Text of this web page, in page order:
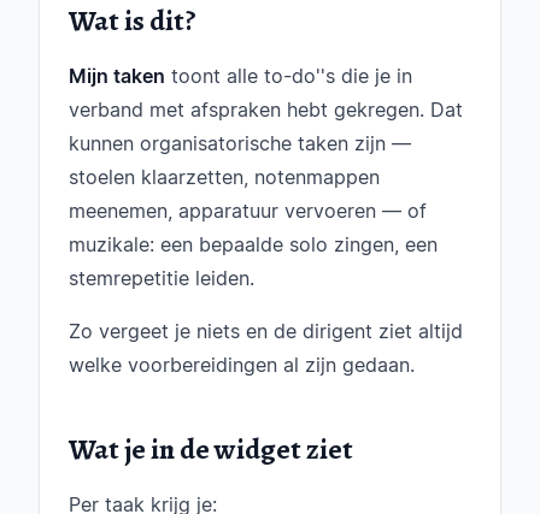
Wat is dit?
Mijn taken toont alle to-do''s die je in
verband met afspraken hebt gekregen. Dat
kunnen organisatorische taken zijn —
stoelen klaarzetten, notenmappen
meenemen, apparatuur vervoeren — of
muzikale: een bepaalde solo zingen, een
stemrepetitie leiden.
Zo vergeet je niets en de dirigent ziet altijd
welke voorbereidingen al zijn gedaan.
Wat je in de widget ziet
Per taak krijg je: